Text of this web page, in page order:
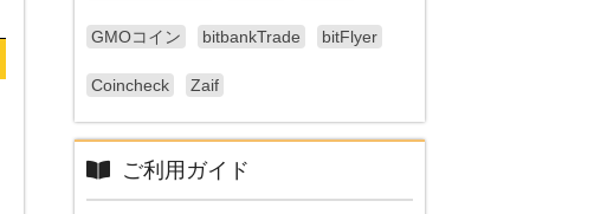
GMOコイン bitbankTrade bitFlyer
Coincheck Zaif
ご利用ガイド